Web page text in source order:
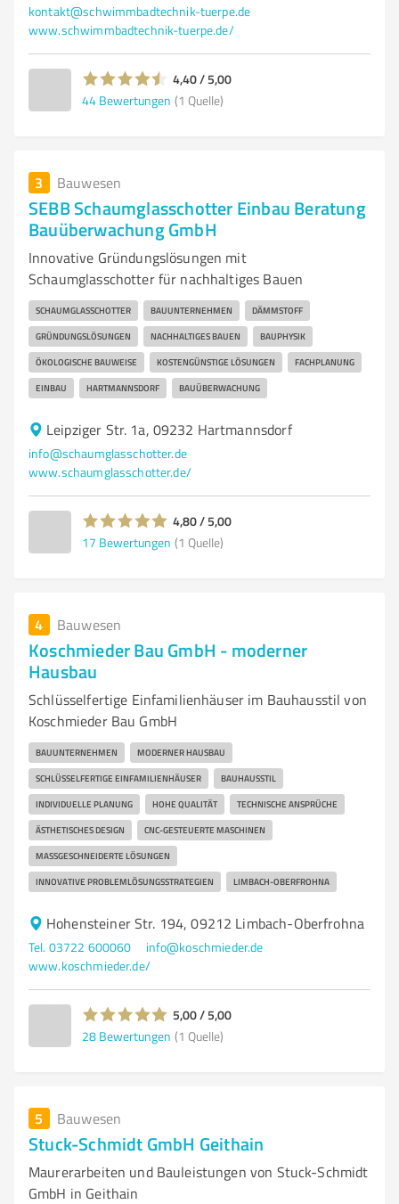
kontakt@schwimmbadtechnik-tuerpe.de
www.schwimmbadtechnik-tuerpe.de/
4,40 / 5,00
44 Bewertungen (1 Quelle)
3 Bauwesen
SEBB Schaumglasschotter Einbau Beratung
Bauüberwachung GmbH
Innovative Gründungslösungen mit
Schaumglasschotter für nachhaltiges Bauen
SCHAUMGLASSCHOTTER BAUUNTERNEHMEN DÄMMSTOFF
GRÜNDUNGSLÖSUNGEN NACHHALTIGES BAUEN BAUPHYSIK
ÖKOLOGISCHE BAUWEISE KOSTENGÜNSTIGE LÖSUNGEN FACHPLANUNG
EINBAU HARTMANNSDORF BAUÜBERWACHUNG
Leipziger Str. 1a, 09232 Hartmannsdorf
info@schaumglasschotter.de
www.schaumglasschotter.de/
4,80 / 5,00
17 Bewertungen (1 Quelle)
4 Bauwesen
Koschmieder Bau GmbH - moderner
Hausbau
Schlüsselfertige Einfamilienhäuser im Bauhausstil von
Koschmieder Bau GmbH
BAUUNTERNEHMEN MODERNER HAUSBAU
SCHLÜSSELFERTIGE EINFAMILIENHÄUSER BAUHAUSSTIL
INDIVIDUELLE PLANUNG HOHE QUALITÄT TECHNISCHE ANSPRÜCHE
ÄSTHETISCHES DESIGN CNC-GESTEUERTE MASCHINEN
MASSGESCHNEIDERTE LÖSUNGEN
INNOVATIVE PROBLEMLÖSUNGSSTRATEGIEN LIMBACH-OBERFROHNA
Hohensteiner Str. 194, 09212 Limbach-Oberfrohna
Tel. 03722 600060
info@koschmieder.de
www.koschmieder.de/
5,00 / 5,00
28 Bewertungen (1 Quelle)
5 Bauwesen
Stuck-Schmidt GmbH Geithain
Maurerarbeiten und Bauleistungen von Stuck-Schmidt
GmbH in Geithain